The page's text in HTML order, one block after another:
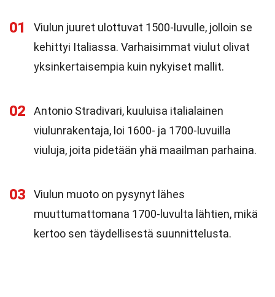
01
Viulun juuret ulottuvat 1500-luvulle, jolloin se
kehittyi Italiassa. Varhaisimmat viulut olivat
yksinkertaisempia kuin nykyiset mallit.
02
Antonio Stradivari, kuuluisa italialainen
viulunrakentaja, loi 1600- ja 1700-luvuilla
viuluja, joita pidetään yhä maailman parhaina.
03
Viulun muoto on pysynyt lähes
muuttumattomana 1700-luvulta lähtien, mikä
kertoo sen täydellisestä suunnittelusta.